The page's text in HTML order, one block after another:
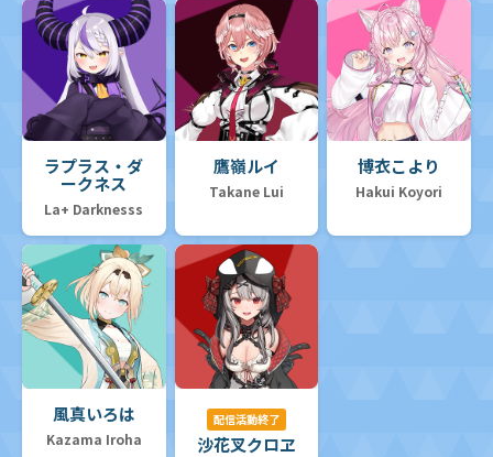
ラプラス・ダ
ークネス
La+ Darknesss
鷹嶺ルイ
Takane Lui
博衣こより
Hakui Koyori
風真いろは
Kazama Iroha
配信活動終了
沙花叉クロヱ